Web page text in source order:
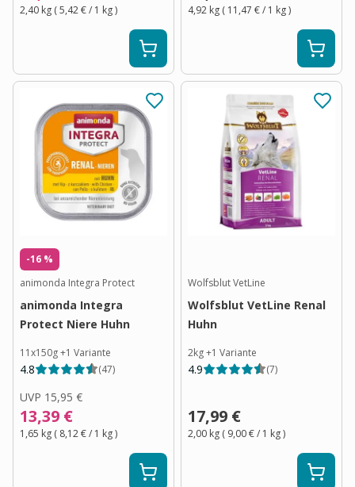
2,40 kg (5,42 €/ 1 kg) 4,92 kg ( 11,47 €/ 1 kg)
-16 %
animonda Integra Protect
animonda Integra
Protect Niere Huhn
11x150g+1 Variante
4.8 (47)
UVP 15,95 €
13,39 €
1,65 kg ( 8,12 €/ 1 kg)
Wolfsblut VetLine
Wolfsblut VetLine Renal
Huhn
2kg+1 Variante
4.9 (7)
17,99 €
2,00 kg ( 9,00 €/ 1 kg)